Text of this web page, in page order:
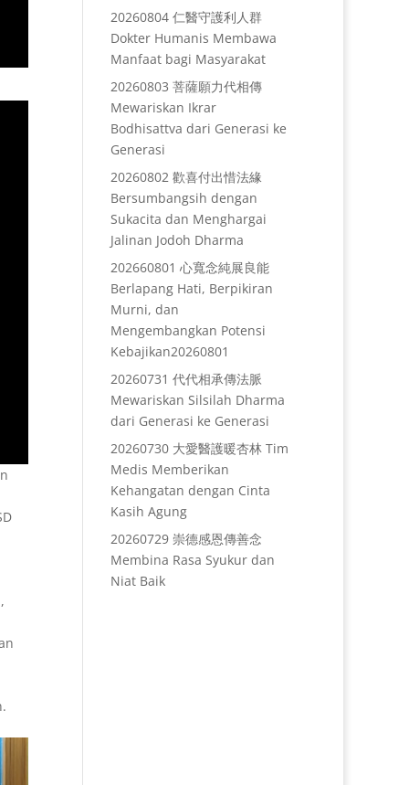
20260804 仁醫守護利人群
Dokter Humanis Membawa
Manfaat bagi Masyarakat
20260803 菩薩願力代相傳
Mewariskan Ikrar
Bodhisattva dari Generasi ke
Generasi
20260802 歡喜付出惜法緣
Bersumbangsih dengan
Sukacita dan Menghargai
Jalinan Jodoh Dharma
202660801 心寬念純展良能
Berlapang Hati, Berpikiran
Murni, dan
Mengembangkan Potensi
Kebajikan20260801
20260731 代代相承傳法脈
Mewariskan Silsilah Dharma
dari Generasi ke Generasi
20260730 大愛醫護暖杏林 Tim
Medis Memberikan
Kehangatan dengan Cinta
Kasih Agung
20260729 崇德感恩傳善念
Membina Rasa Syukur dan
Niat Baik